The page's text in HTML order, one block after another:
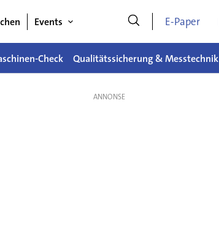
Events E-Paper
Check Qualitätssicherung & Messtechnik